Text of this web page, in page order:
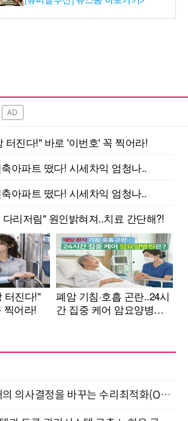
AD
[올쇼TV] AI 시대의 의사결정을 바꾸는 수리최적화(Optimization) 소개 (8/20 생방송)